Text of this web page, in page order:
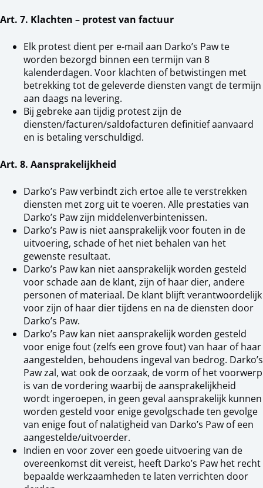
Art. 7. Klachten – protest van factuur
Elk protest dient per e-mail aan Darko’s Paw te
worden bezorgd binnen een termijn van 8
kalenderdagen. Voor klachten of betwistingen met
betrekking tot de geleverde diensten vangt de termijn
aan daags na levering.
Bij gebreke aan tijdig protest zijn de
diensten/facturen/saldofacturen definitief aanvaard
en is betaling verschuldigd.
Art. 8. Aansprakelijkheid
Darko’s Paw verbindt zich ertoe alle te verstrekken
diensten met zorg uit te voeren. Alle prestaties van
Darko’s Paw zijn middelenverbintenissen.
Darko’s Paw is niet aansprakelijk voor fouten in de
uitvoering, schade of het niet behalen van het
gewenste resultaat.
Darko’s Paw kan niet aansprakelijk worden gesteld
voor schade aan de klant, zijn of haar dier, andere
personen of materiaal. De klant blijft verantwoordelijk
voor zijn of haar dier tijdens en na de diensten door
Darko’s Paw.
Darko’s Paw kan niet aansprakelijk worden gesteld
voor enige fout (zelfs een grove fout) van haar of haar
aangestelden, behoudens ingeval van bedrog. Darko’s
Paw zal, wat ook de oorzaak, de vorm of het voorwerp
is van de vordering waarbij de aansprakelijkheid
wordt ingeroepen, in geen geval aansprakelijk kunnen
worden gesteld voor enige gevolgschade ten gevolge
van enige fout of nalatigheid van Darko’s Paw of een
aangestelde/uitvoerder.
Indien en voor zover een goede uitvoering van de
overeenkomst dit vereist, heeft Darko’s Paw het recht
bepaalde werkzaamheden te laten verrichten door